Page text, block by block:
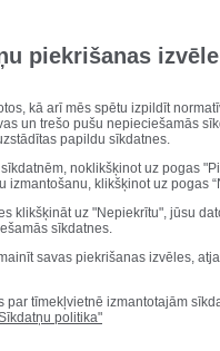
piekrišanas izvēle
kā arī mēs spētu izpildīt
un trešo pušu nepieciešamās
papildu sīkdatnes.
noklikšķinot uz pogas
izmantošanu, klikšķinot uz pogas
klikšķināt uz "Nepiekrītu", jūsu
sīkdatnes.
savas piekrišanas izvēles,
par tīmekļvietnē izmantotajām
politika"
materiālu apkopojums dažādiem
mācību priekšmetos
vecumposmiem (angļu
resources/category/7/
lapas angļu valodai, matemātikai,
apguvei jaunākajās klasēs.
blog/learn-english-free-books/
spēlītes, uzdevumi. (angļu